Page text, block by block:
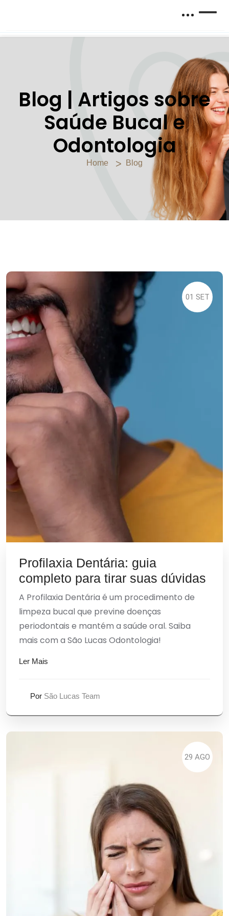
Blog | Artigos sobre
Saúde Bucal e
Odontologia
Home Blog
01 SET
Profilaxia Dentária: guia
completo para tirar suas dúvidas
A Profilaxia Dentária é um procedimento de
limpeza bucal que previne doenças
periodontais e mantém a saúde oral. Saiba
mais com a São Lucas Odontologia!
Ler Mais
Por São Lucas Team
29 AGO